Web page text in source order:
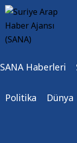
SANA Haberleri
Politika Dünya